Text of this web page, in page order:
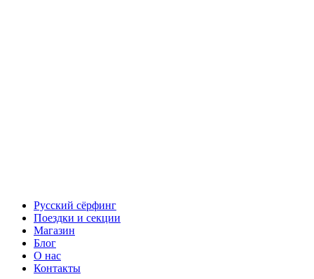
Русский сёрфинг
Поездки и секции
Магазин
Блог
О нас
Контакты